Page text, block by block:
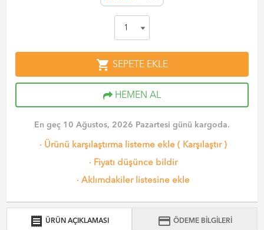
shopping_cart SEPETE EKLE
HEMEN AL
En geç 10 Ağustos, 2026 Pazartesi günü kargoda.
· Ürünü karşılaştırma listeme ekle ( Karşılaştır)
· Fiyatı düşünce bildir
· Aklımdakiler listesine ekle
receipt ÜRÜN AÇIKLAMASI credit_card ÖDEME BİLGİLERİ